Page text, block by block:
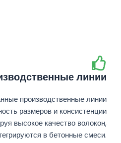
линии
производственные линии
размеров и консистенции
высокое качество волокон,
в бетонные смеси.